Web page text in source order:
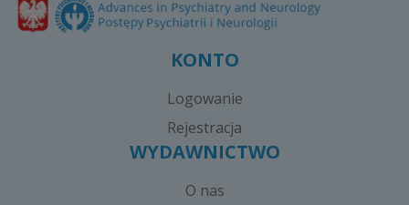
KONTO
Logowanie
Rejestracja
WYDAWNICTWO
O nas